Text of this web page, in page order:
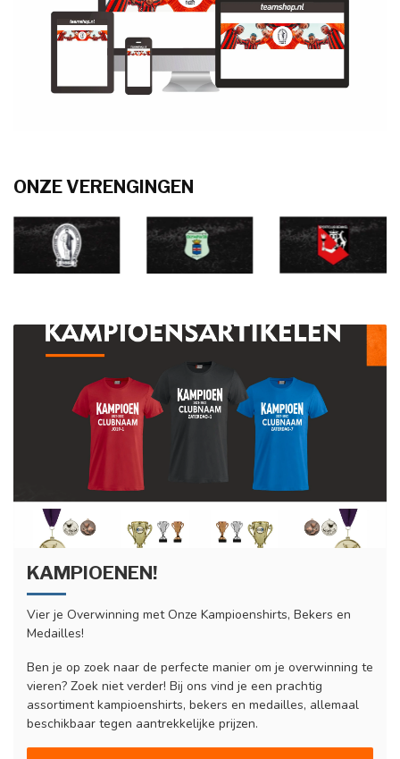
ONZE VERENGINGEN
KAMPIOENEN!
Vier je Overwinning met Onze Kampioenshirts, Bekers en
Medailles!
Ben je op zoek naar de perfecte manier om je overwinning te
vieren? Zoek niet verder! Bij ons vind je een prachtig
assortiment kampioenshirts, bekers en medailles, allemaal
beschikbaar tegen aantrekkelijke prijzen.